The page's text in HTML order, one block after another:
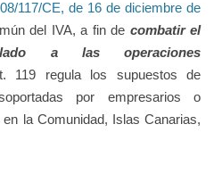
117/CE, de 16 de diciembre de
del IVA, a fin de combatir el
a las operaciones
119 regula los supuestos de
por empresarios o
la Comunidad, Islas Canarias,